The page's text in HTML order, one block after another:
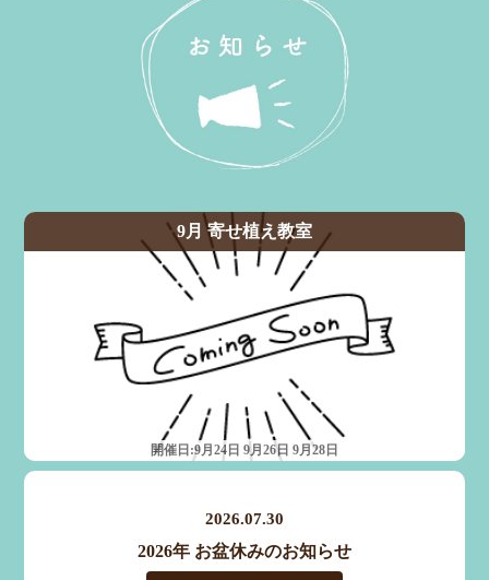
2026.07.30
2026年 お盆休みのお知らせ